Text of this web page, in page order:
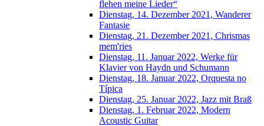
flehen meine Lieder“
Dienstag, 14. Dezember 2021, Wanderer
Fantasie
Dienstag, 21. Dezember 2021, Chrismas
mem'ries
Dienstag, 11. Januar 2022, Werke für
Klavier von Haydn und Schumann
Dienstag, 18. Januar 2022, Orquesta no
Típica
Dienstag, 25. Januar 2022, Jazz mit Braß
Dienstag, 1. Februar 2022, Modern
Acoustic Guitar